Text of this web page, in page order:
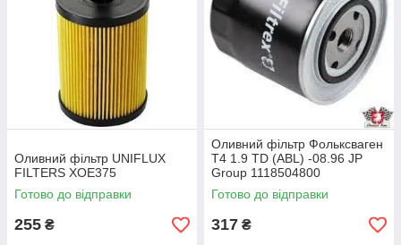
Оливний фільтр UNIFLUX
FILTERS XOE375
Готово до відправки
255 ₴
Оливний фільтр Фольксваген
Т4 1.9 TD (ABL) -08.96 JP
Group 1118504800
Готово до відправки
317 ₴